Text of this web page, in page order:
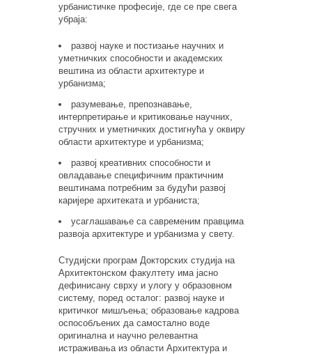
урбанистичке професије, где се пре свега
убраја:
развој науке и постизање научних и
уметничких способности и академских
вештина из области архитектуре и
урбанизма;
разумевање, препознавање,
интерпретирање и критиковање научних,
стручних и уметничких достигнућа у оквиру
области архитектуре и урбанизма;
развој креативних способности и
овладавање специфичним практичним
вештинама потребним за будући развој
каријере архитеката и урбаниста;
усаглашавање са савременим правцима
развоја архитектуре и урбанизма у свету.
Студијски програм Докторских студија на
Архитектонском факултету има јасно
дефинисану сврху и улогу у образовном
систему, поред осталог: развој науке и
критичког мишљења; образовање кадрова
оспособљених да самостално воде
оригинална и научно релевантна
истраживања из области Архитектура и